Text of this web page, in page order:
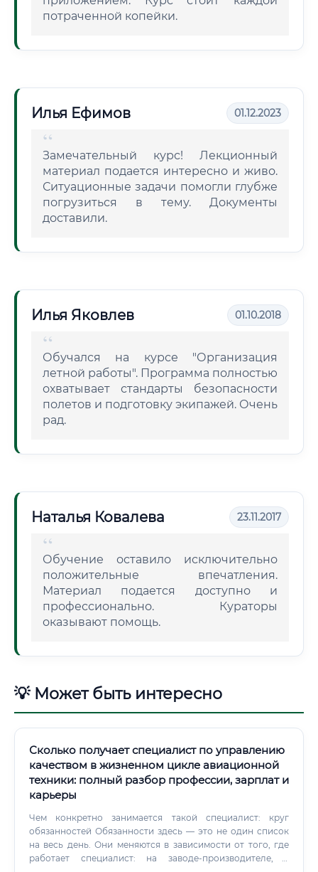
потраченной копейки.
Илья Ефимов 01.12.2023
Замечательный курс! Лекционный
материал подается интересно и живо.
Ситуационные задачи помогли глубже
погрузиться в тему. Документы
доставили.
Илья Яковлев 01.10.2018
Обучался на курсе "Организация
летной работы". Программа полностью
охватывает стандарты безопасности
полетов и подготовку экипажей. Очень
рад.
Наталья Ковалева 23.11.2017
Обучение оставило исключительно
положительные впечатления.
Материал подается доступно и
профессионально. Кураторы
оказывают помощь.
💡 Может быть интересно
Сколько получает специалист по управлению
качеством в жизненном цикле авиационной
техники: полный разбор профессии, зарплат и
карьеры
Чем конкретно занимается такой специалист: круг
обязанностей Обязанности здесь — это не один список
на весь день. Они меняются в зависимости от того, где
работает специалист: на заводе-производителе, в